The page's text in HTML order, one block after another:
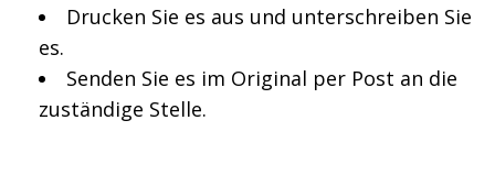
Drucken Sie es aus und unterschreiben Sie
es.
Senden Sie es im Original per Post an die
zuständige Stelle.